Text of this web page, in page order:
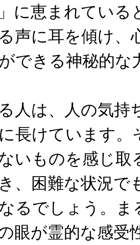
に恵まれている
声に耳を傾け、
できる神秘的な
人は、人の気持
長けています。
いものを感じ取
、困難な状況で
るでしょう。ま
眼が霊的な感受